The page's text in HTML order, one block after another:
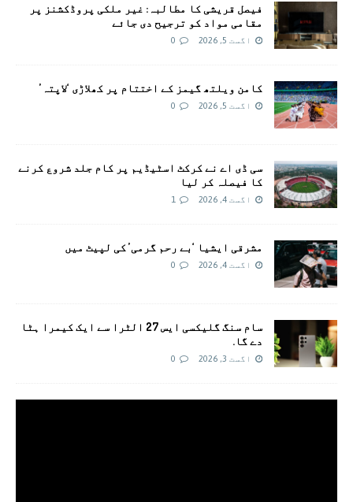
فیصل قریشی کا مطالبہ: غیر ملکی پروڈکشنز پر
مقامی مواد کو ترجیح دی جائے
اگست 5, 2026 0
کامن ویلتھ گیمز کے اختتام پر کھلاڑی ‘لاپتہ’
اگست 5, 2026 0
سی ڈی اے نے کرکٹ اسٹیڈیم پر کام جلد شروع کرنے
کا فیصلہ کر لیا
اگست 4, 2026 1
مشرقی ایشیا ‘بے رحم گرمی’ کی لپیٹ میں
اگست 4, 2026 0
سام سنگ گلیکسی ایس 27 الٹرا سے ایک کیمرا ہٹا
دے گا.
اگست 3, 2026 0